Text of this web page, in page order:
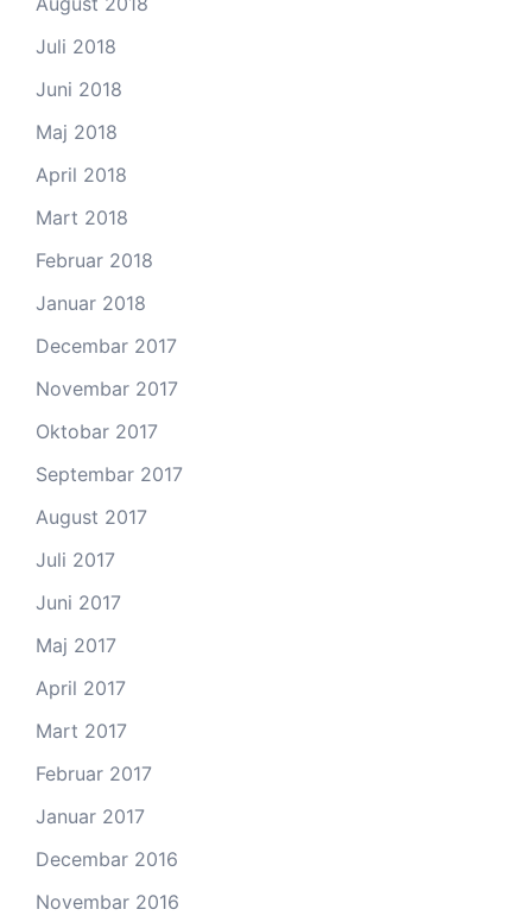
Juli 2018
Juni 2018
Maj 2018
April 2018
Mart 2018
Februar 2018
Januar 2018
Decembar 2017
Novembar 2017
Oktobar 2017
Septembar 2017
August 2017
Juli 2017
Juni 2017
Maj 2017
April 2017
Mart 2017
Februar 2017
Januar 2017
Decembar 2016
Novembar 2016